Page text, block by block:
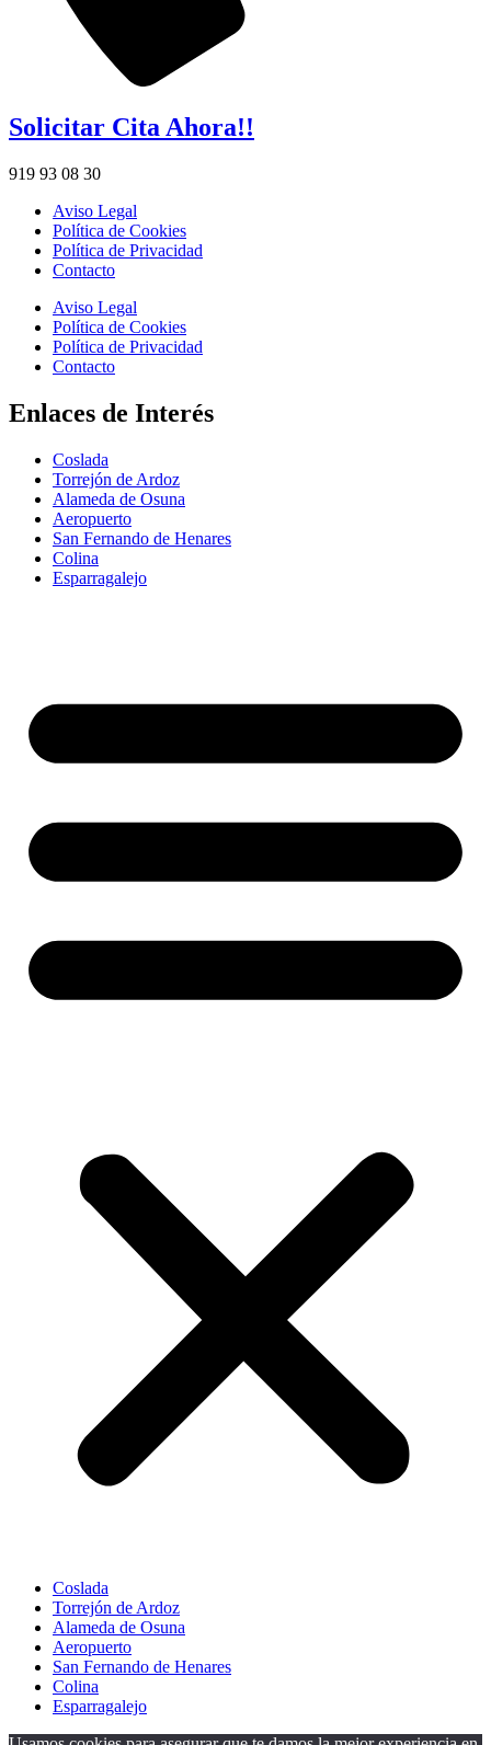
Solicitar Cita Ahora!!
919 93 08 30
Aviso Legal
Política de Cookies
Política de Privacidad
Contacto
Aviso Legal
Política de Cookies
Política de Privacidad
Contacto
Enlaces de Interés
Coslada
Torrejón de Ardoz
Alameda de Osuna
Aeropuerto
San Fernando de Henares
Colina
Esparragalejo
Coslada
Torrejón de Ardoz
Alameda de Osuna
Aeropuerto
San Fernando de Henares
Colina
Esparragalejo